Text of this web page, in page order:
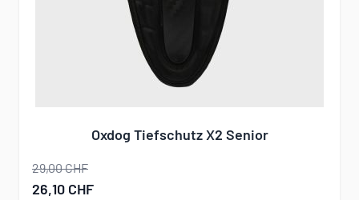
Oxdog Tiefschutz X2 Senior
29,00 CHF
Sonderangebot
26,10 CHF